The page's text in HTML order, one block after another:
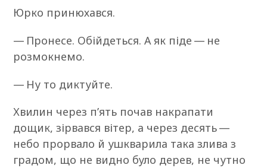
Юрко принюхався.
— Пронесе. Обійдеться. А як піде — не
розмокнемо.
— Ну то диктуйте.
Хвилин через п’ять почав накрапати
дощик, зірвався вітер, а через десять —
небо прорвало й ушкварила така злива з
градом, що не видно було дерев, не чутно